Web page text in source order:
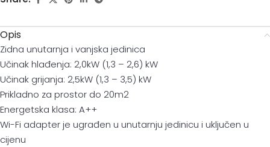
Opis
Zidna unutarnja i vanjska jedinica
Učinak hlađenja: 2,0kW (1,3 – 2,6) kW
Učinak grijanja: 2,5kW (1,3 – 3,5) kW
Prikladno za prostor do 20m2
Energetska klasa: A++
Wi-Fi adapter je ugrađen u unutarnju jedinicu i uključen u
cijenu